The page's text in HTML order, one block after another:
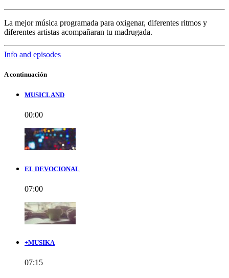
La mejor música programada para oxigenar, diferentes ritmos y
diferentes artistas acompañaran tu madrugada.
Info and episodes
A continuación
MUSICLAND
00:00
EL DEVOCIONAL
07:00
+MUSIKA
07:15